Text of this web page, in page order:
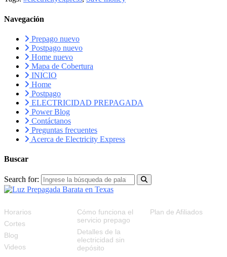
Navegación
Prepago nuevo
Postpago nuevo
Home nuevo
Mapa de Cobertura
INICIO
Home
Postpago
ELECTRICIDAD PREPAGADA
Power Blog
Contáctanos
Preguntas frecuentes
Acerca de Electricity Express
Buscar
Search for:
Horarios
Cortes
Blog
Videos
Cómo funciona el
servicio prepago
Detalles de la
electricidad sin
depósito
Plan de Afiliados